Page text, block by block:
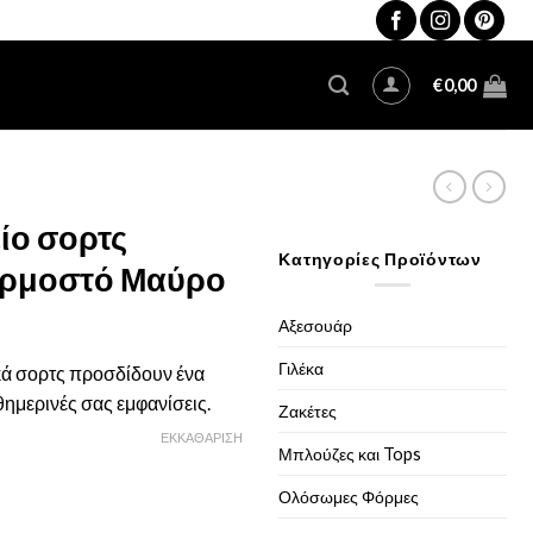
€0,00
σορτς
Μαύρο
σορτς προσδίδουν ένα
σας εμφανίσεις.
ΕΚΚΑΘΆΡΙΣΗ
Κατηγορίες Προϊόντων
Αξεσουάρ
Γιλέκα
Ζακέτες
Μπλούζες και Tops
Ολόσωμες Φόρμες